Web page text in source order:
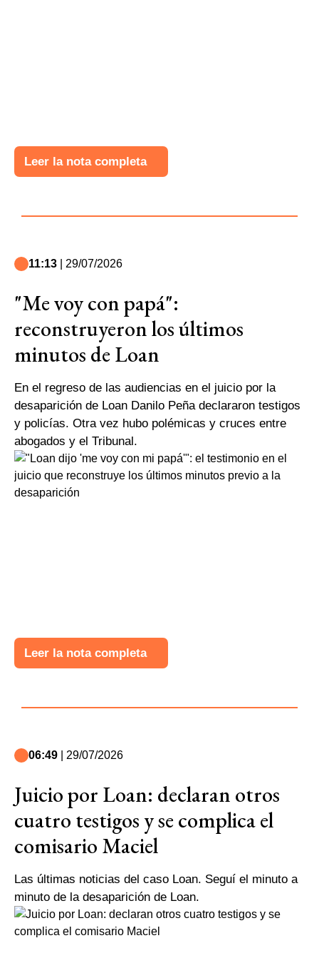
Leer la nota completa
11:13 | 29/07/2026
"Me voy con papá":
reconstruyeron los últimos
minutos de Loan
En el regreso de las audiencias en el juicio por la
desaparición de Loan Danilo Peña declararon testigos
y policías. Otra vez hubo polémicas y cruces entre
abogados y el Tribunal.
Leer la nota completa
06:49 | 29/07/2026
Juicio por Loan: declaran otros
cuatro testigos y se complica el
comisario Maciel
Las últimas noticias del caso Loan. Seguí el minuto a
minuto de la desaparición de Loan.